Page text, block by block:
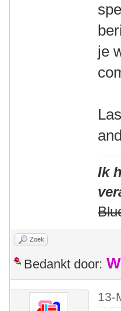
je
Ik
Zoek
Bedankt door:
13-